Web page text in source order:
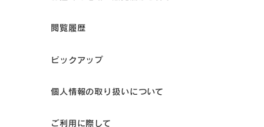
閲覧履歴
ピックアップ
個人情報の取り扱いについて
ご利用に際して